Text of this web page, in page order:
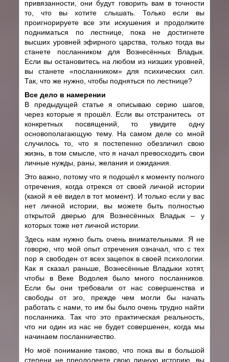
привязанности, они будут говорить вам в точности
то, что вы хотите слышать. Только если вы
проигнорируете все эти искушения и продолжите
подниматься по лестнице, пока не достигнете
высших уровней эфирного царства, только тогда вы
станете посланником для Вознесённых Владык.
Если вы остановитесь на любом из низших уровней,
вы станете «посланником» для психических сил.
Так, что же нужно, чтобы подняться по лестнице?
Все дело в намерении
В предыдущей статье я описываю серию шагов,
через которые я прошёл. Если вы отстранитесь от
конкретных посвящений, то увидите одну
основополагающую тему. На самом деле со мной
случилось то, что я постепенно обезличил свою
жизнь, в том смысле, что я начал превосходить свои
личные нужды, раны, желания и ожидания.
Это важно, потому что я подошёл к моменту полного
отречения, когда отрекся от своей личной истории
(какой я её видел в тот момент). И только если у вас
нет личной истории, вы можете быть полностью
открытой дверью для Вознесённых Владык – у
которых тоже нет личной истории.
Здесь нам нужно быть очень внимательными. Я не
говорю, что мой опыт отречения означал, что с тех
пор я свободен от всех зацепок в своей психологии.
Как я сказал раньше, Вознесённые Владыки хотят,
чтобы в Веке Водолея было много посланников.
Если бы они требовали от нас совершенства и
свободы от эго, прежде чем могли бы начать
работать с нами, то им бы было очень трудно найти
посланника. Так что это практическая реальность,
что ни один из нас не будет совершенен, когда мы
начинаем посланничество.
Но моё понимание таково, что пока вы в большой
степени не преодолеете свою личную историю, вы